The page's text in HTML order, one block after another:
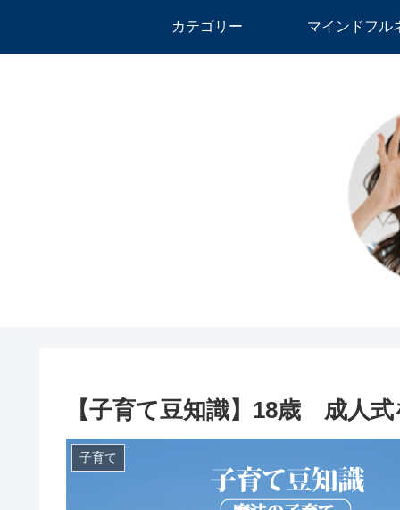
カテゴリー マインドフル
【子育て豆知識】18歳 成人
子育て